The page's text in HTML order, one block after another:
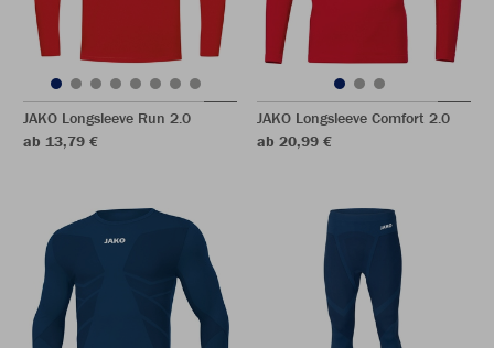
JAKO Longsleeve Run 2.0
ab 13,79 €
JAKO Longsleeve Comfort 2.0
ab 20,99 €